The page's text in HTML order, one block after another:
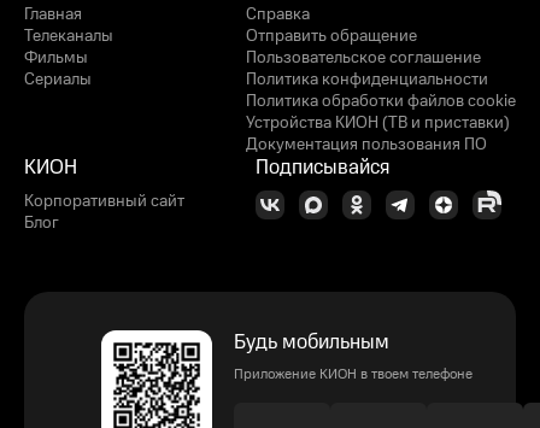
Главная
Телеканалы
Фильмы
Сериалы
Справка
Отправить обращение
Пользовательское соглашение
Политика конфиденциальности
Политика обработки файлов cookie
Устройства КИОН (ТВ и приставки)
Документация пользования ПО
КИОН
Корпоративный сайт
Блог
Подписывайся
Будь мобильным
Приложение КИОН в твоем телефоне